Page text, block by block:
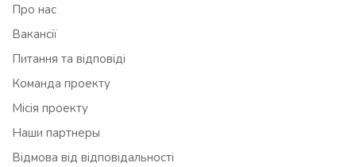
Про нас
Вакансії
Питання та відповіді
Команда проекту
Місія проекту
Наши партнеры
Відмова від відповідальності